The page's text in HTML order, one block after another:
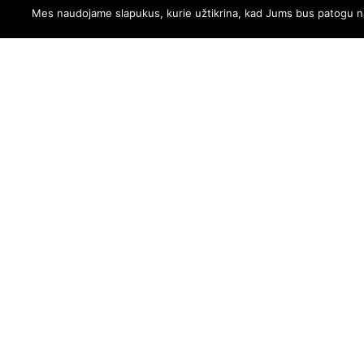
Mes naudojame slapukus, kurie užtikrina, kad Jums bus